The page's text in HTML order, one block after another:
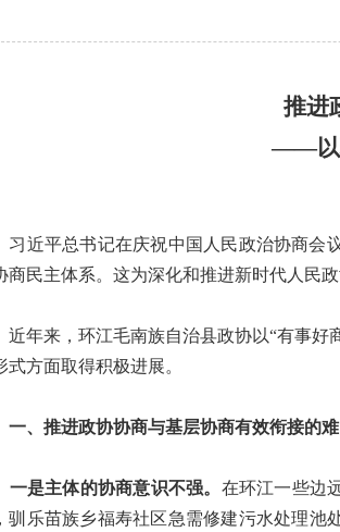
推进
——以
平总书记在庆祝中国人民政治协商会议
商民主体系。这为深化和推进新时代人民
来，环江毛南族自治县政协以“有事好
式方面取得积极进展。
推进政协协商与基层协商有效衔接的难
主体的协商意识不强。 在环江一些边
驯乐苗族乡福寿社区急需修建污水处理池